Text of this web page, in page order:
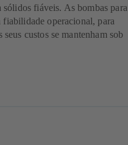
sólidos fiáveis. As bombas para
operacional, para
seus custos se mantenham sob